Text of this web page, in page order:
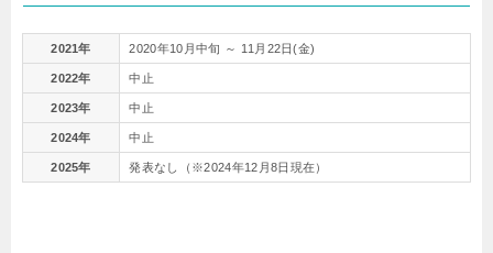
2021年 2020年10月中旬 ～ 11月22日(金)
2022年 中止
2023年 中止
2024年 中止
2025年 発表なし（※2024年12月8日現在）